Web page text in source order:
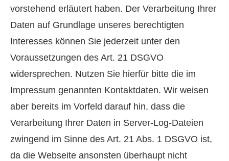
vorstehend erläutert haben. Der Verarbeitung Ihrer
Daten auf Grundlage unseres berechtigten
Interesses können Sie jederzeit unter den
Voraussetzungen des Art. 21 DSGVO
widersprechen. Nutzen Sie hierfür bitte die im
Impressum genannten Kontaktdaten. Wir weisen
aber bereits im Vorfeld darauf hin, dass die
Verarbeitung Ihrer Daten in Server-Log-Dateien
zwingend im Sinne des Art. 21 Abs. 1 DSGVO ist,
da die Webseite ansonsten überhaupt nicht